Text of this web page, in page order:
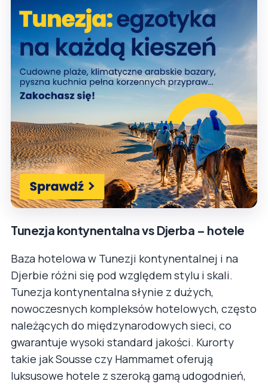
Tunezja kontynentalna vs Djerba – hotele
Baza hotelowa w Tunezji kontynentalnej i na
Djerbie różni się pod względem stylu i skali.
Tunezja kontynentalna słynie z dużych,
nowoczesnych kompleksów hotelowych, często
należących do międzynarodowych sieci, co
gwarantuje wysoki standard jakości. Kurorty
takie jak Sousse czy Hammamet oferują
luksusowe hotele z szeroką gamą udogodnień,